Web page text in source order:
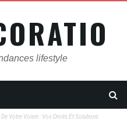
lifestyle
Votre Voisin : Vos Droits Et Solutions